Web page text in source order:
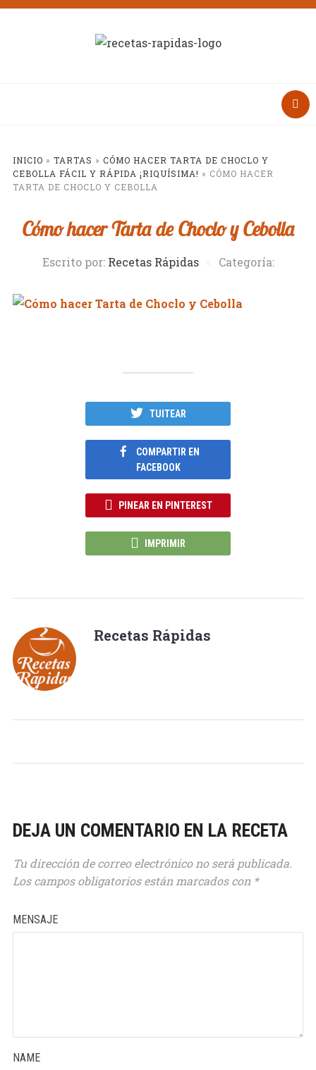
INICIO » TARTAS » CÓMO HACER TARTA DE CHOCLO Y
CEBOLLA FÁCIL Y RÁPIDA ¡RIQUÍSIMA! » CÓMO HACER
TARTA DE CHOCLO Y CEBOLLA
Cómo hacer Tarta de Choclo y Cebolla
Escrito por: Recetas Rápidas Categoría:
TUITEAR
COMPARTIR EN
FACEBOOK
PINEAR EN PINTEREST
IMPRIMIR
Recetas Rápidas
DEJA UN COMENTARIO EN LA RECETA
Tu dirección de correo electrónico no será publicada.
Los campos obligatorios están marcados con *
MENSAJE
NAME